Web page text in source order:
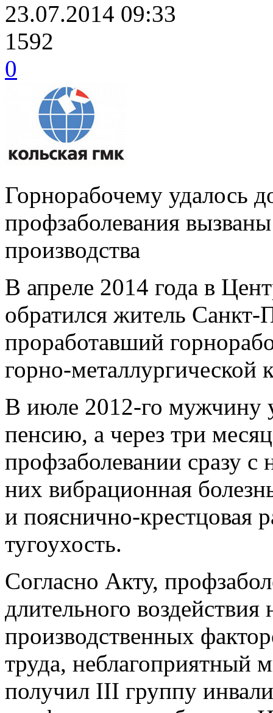
23.07.2014 09:33
1592
0
Горнорабочему удалось
профзаболевания
производства
В апреле 2014 года в
обратился житель Санкт-
проработавший
горно-металлургической
В июле 2012-го мужчину
пенсию, а через три
профзаболевании сразу
них вибрационная
и пояснично-крестцовая
тугоухость.
Согласно Акту,
длительного
производственных
труда,
получил III группу